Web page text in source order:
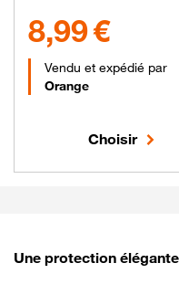
8,99 €
Vendu et expédié par
Orange
Choisir
Une protection